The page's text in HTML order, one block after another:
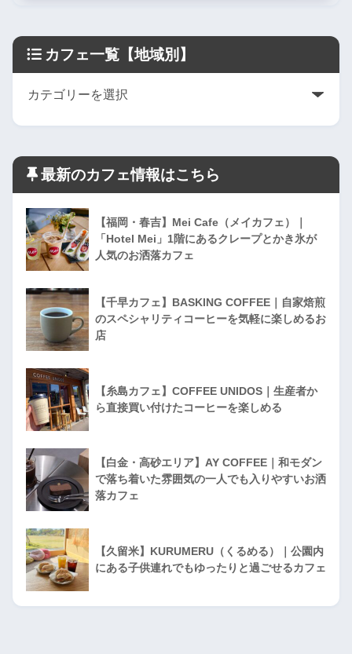
カフェ一覧【地域別】
最新のカフェ情報はこちら
【福岡・春吉】Mei Cafe（メイカフェ）｜
「Hotel Mei」1階にあるクレープとかき氷が
人気のお洒落カフェ
【千早カフェ】BASKING COFFEE｜自家焙煎
のスペシャリティコーヒーを気軽に楽しめるお
店
【糸島カフェ】COFFEE UNIDOS｜生産者か
ら直接買い付けたコーヒーを楽しめる
【白金・高砂エリア】AY COFFEE｜和モダン
で落ち着いた雰囲気の一人でも入りやすいお洒
落カフェ
【久留米】KURUMERU（くるめる）｜公園内
にある子供連れでもゆったりと過ごせるカフェ